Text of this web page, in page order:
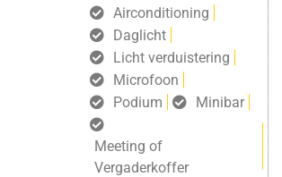
Airconditioning
Daglicht
Licht verduistering
Microfoon
Podium
Minibar
Meeting of
Vergaderkoffer